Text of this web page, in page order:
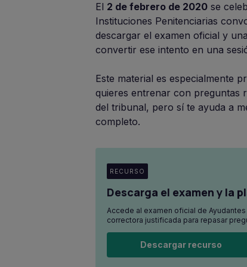
El 2 de febrero de 2020 se
Instituciones Penitenciarias
descargar el examen oficial y
convertir ese intento en una
Este material es especialmente
quieres entrenar con preguntas
del tribunal, pero sí te ayuda a
completo.
RECURSO
Descarga el examen y la
Accede al examen oficial de
correctora justificada para repasar
Descargar recurso